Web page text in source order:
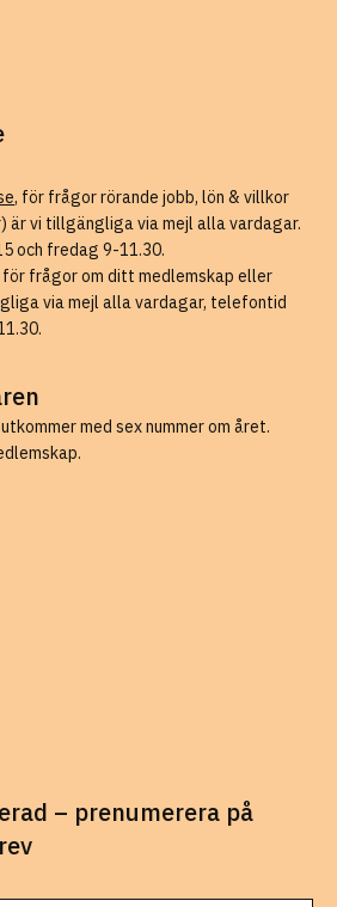
, för frågor rörande jobb, lön & villkor
är vi tillgängliga via mejl alla vardagar.
och fredag 9-11.30.
för frågor om ditt medlemskap eller
via mejl alla vardagar, telefontid
med sex nummer om året.
– prenumerera på